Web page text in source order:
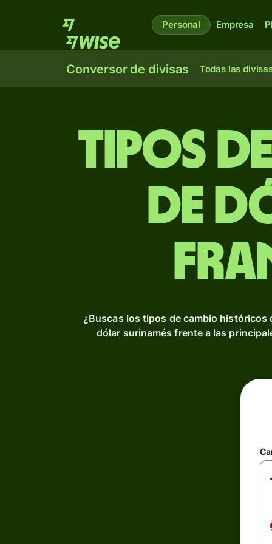
Personal Empresa
Conversor de divisas Todas las
Tipos
de
¿Buscas los tipos de cambio históricos
dólar surinamés frente a las